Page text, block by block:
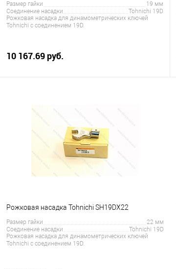
Размер гайки
19 мм
Соединение насадки
Tohnichi 19D
Рожковая насадка для динамометрических ключей
Tohnichi с соединением 19D.
10 167.69 руб.
Под заказ
Рожковая насадка Tohnichi SH19DX22
Размер гайки
22 мм
Соединение насадки
Tohnichi 19D
Рожковая насадка для динамометрических ключей
Tohnichi с соединением 19D.